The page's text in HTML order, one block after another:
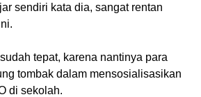
sendiri kata dia, sangat rentan
tepat, karena nantinya para
tombak dalam mensosialisasikan
di sekolah.